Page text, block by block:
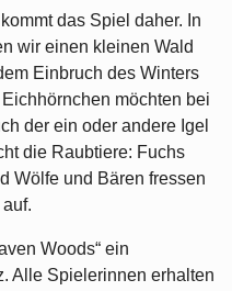
das Spiel daher. In
wir einen kleinen Wald
Einbruch des Winters
möchten bei
der ein oder andere Igel
die Raubtiere: Fuchs
Wölfe und Bären fressen
Woods“ ein
Alle Spielerinnen erhalten